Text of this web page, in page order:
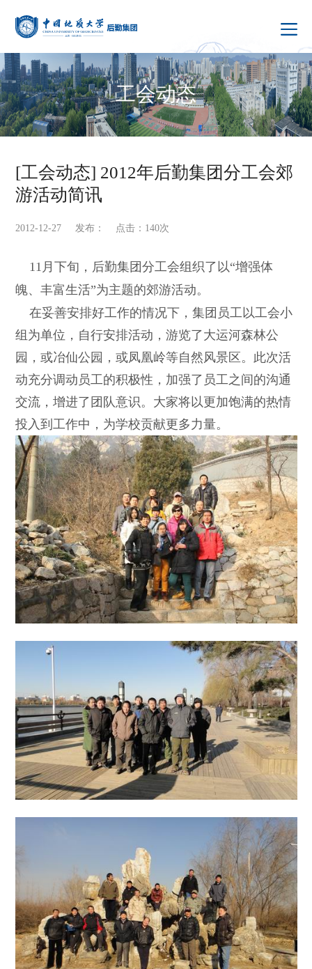
工会动态
[工会动态] 2012年后勤集团分工会郊
游活动简讯
2012-12-27 发布： 点击： 140次
11 月下旬，后勤集团分工会组织了以“增强体
魄、丰富生活”为主题的郊游活动。
在妥善安排好工作的情况下，集团员工以工会小
组为单位，自行安排活动，游览了大运河森林公
园，或冶仙公园，或凤凰岭等自然风景区。此次活
动充分调动员工的积极性，加强了员工之间的沟通
交流，增进了团队意识。大家将以更加饱满的热情
投入到工作中，为学校贡献更多力量。